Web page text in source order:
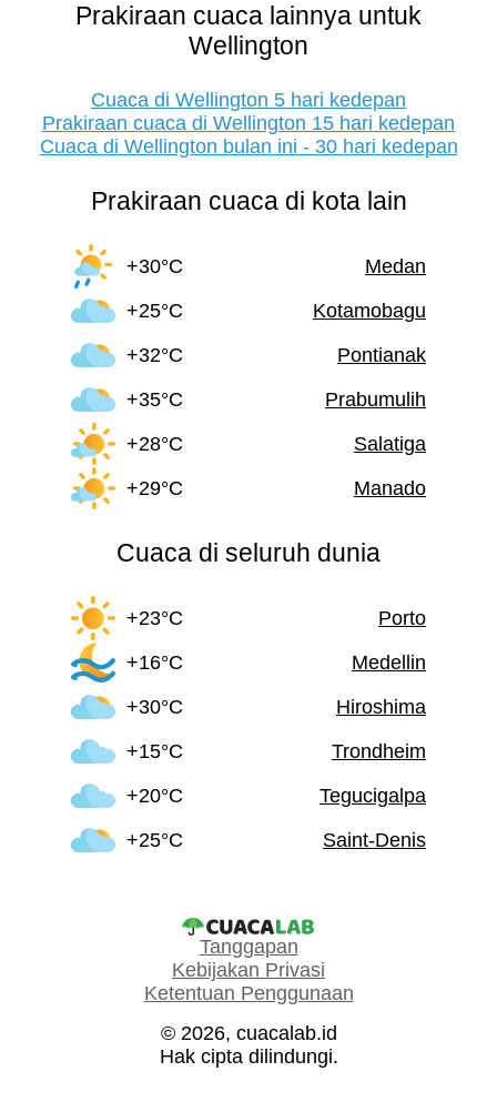
Prakiraan cuaca lainnya untuk
Wellington
Cuaca di Wellington 5 hari kedepan
Prakiraan cuaca di Wellington 15 hari kedepan
Cuaca di Wellington bulan ini - 30 hari kedepan
Prakiraan cuaca di kota lain
+30°C
Medan
+25°C
Kotamobagu
+32°C
Pontianak
+35°C
Prabumulih
+28°C
Salatiga
+29°C
Manado
Cuaca di seluruh dunia
+23°C
Porto
+16°C
Medellin
+30°C
Hiroshima
+15°C
Trondheim
+20°C
Tegucigalpa
+25°C
Saint-Denis
Tanggapan
Kebijakan Privasi
Ketentuan Penggunaan
© 2026, cuacalab.id
Hak cipta dilindungi.